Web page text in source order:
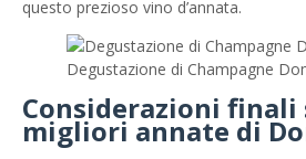
questo prezioso vino d’annata.
Degustazione di Champagne
Considerazioni finali
migliori annate di